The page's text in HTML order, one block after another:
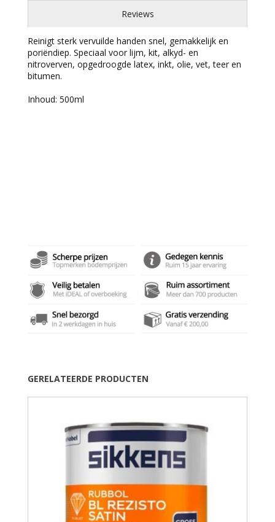
Reviews
Reinigt sterk vervuilde handen snel, gemakkelijk en
poriëndiep. Speciaal voor lijm, kit, alkyd- en
nitroverven, opgedroogde latex, inkt, olie, vet, teer en
bitumen.
Inhoud: 500ml
GERELATEERDE PRODUCTEN